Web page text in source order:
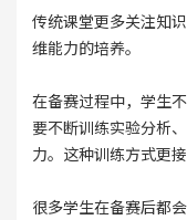
传统课堂更多关注知
维能力的培养。
在备赛过程中，学生
要不断训练实验分析
力。这种训练方式更
很多学生在备赛后都